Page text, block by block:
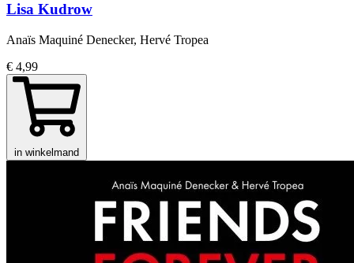
Lisa Kudrow
Anaïs Maquiné Denecker, Hervé Tropea
€ 4,99
in winkelmand